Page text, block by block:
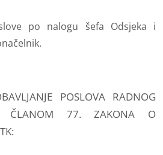
po nalogu šefa Odsjeka i
POSLOVA RADNOG
ČLANOM 77. ZAKONA O